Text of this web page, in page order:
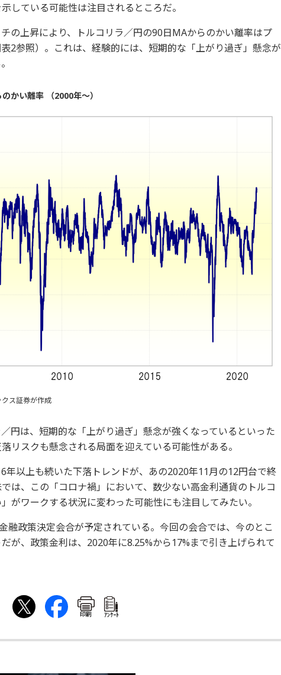
している可能性は注目されるところだ。
の上昇により、トルコリラ／円の90日MAからのかい離率はプ
2参照）。これは、経験的には、短期的な「上がり過ぎ」懸念が
かい離率 （2000年～）
ス証券が作成
円は、短期的な「上がり過ぎ」懸念が強くなっているといった
リスクも懸念される局面を迎えている可能性がある。
年以上も続いた下落トレンドが、あの2020年11月の12円台で終
は、この「コロナ禍」において、数少ない高金利通貨のトルコ
がワークする状況に変わった可能性にも注目してみたい。
融政策決定会合が予定されている。今回の会合では、今のとこ
が、政策金利は、2020年に8.25%から17%まで引き上げられて
印刷 ｱﾝｹｰﾄ